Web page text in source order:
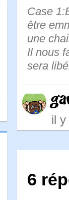
Case
être
une
Il nous
sera
il
6